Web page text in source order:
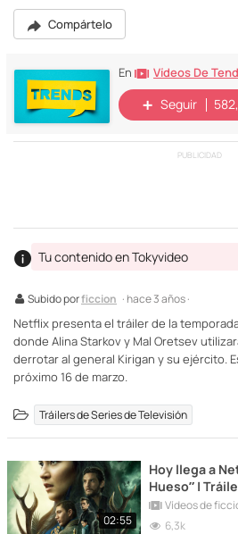
Compártelo
En Vídeos De
Seguir
PUBLICIDAD
Subido porficcion · hace 3 años ·
Tu contenido en Tokyvideo
Netflix presenta el tráiler de la
donde Alina Starkov y Mal Oretsev
derrotar al general Kirigan y su ejército.
próximo 16 de marzo.
Tráilers de Series de Televisión
02:55
Hoy llega a
Hueso” |
Vídeos de
6,3k